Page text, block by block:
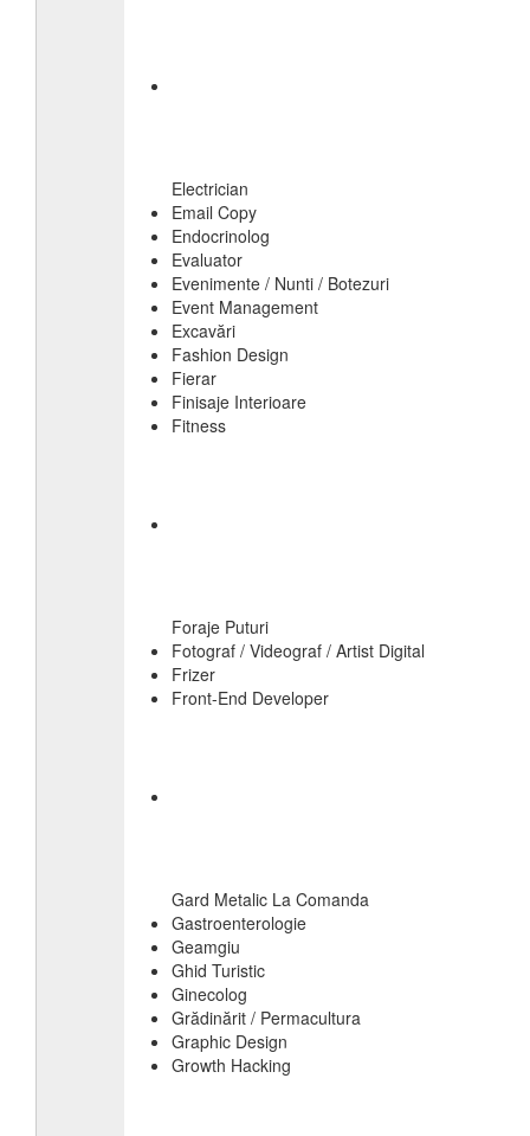
Electrician
Email Copy
Endocrinolog
Evaluator
Evenimente / Nunti / Botezuri
Event Management
Excavări
Fashion Design
Fierar
Finisaje Interioare
Fitness
Foraje Puturi
Fotograf / Videograf / Artist Digital
Frizer
Front-End Developer
Gard Metalic La Comanda
Gastroenterologie
Geamgiu
Ghid Turistic
Ginecolog
Grădinărit / Permacultura
Graphic Design
Growth Hacking